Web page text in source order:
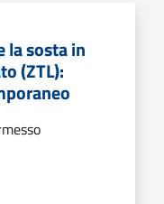
la sosta in
(ZTL):